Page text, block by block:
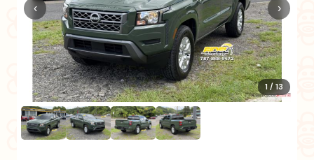
1 / 13
‹ ›